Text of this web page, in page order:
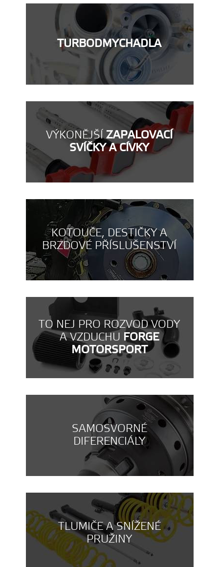
TURBODMYCHADLA
VÝKONĚJŠÍZAPALOVACÍ
SVÍČKY A CÍVKY
KOTOUČE, DESTIČKY A
BRZDOVÉ PŘÍSLUŠENSTVÍ
TO NEJ PRO ROZVOD VODY
A VZDUCHU FORGE
MOTORSPORT
SAMOSVORNÉ
DIFERENCIÁLY
TLUMIČE A SNÍŽENÉ
PRUŽINY